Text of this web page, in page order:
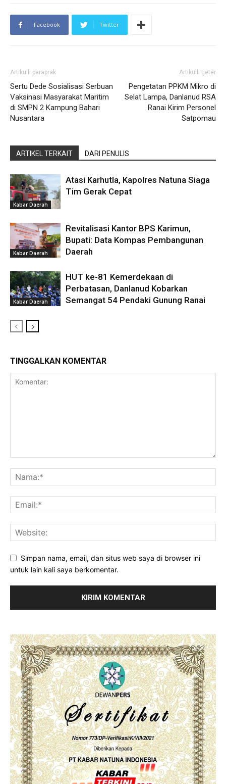
Facebook Twitter
Artikulli paraprak
Sertu Dede Sosialisasi Serbuan
Vaksinasi Masyarakat Maritim
di SMPN 2 Kampung Bahari
Nusantara
Artikulli tjetër
Pengetatan PPKM Mikro di
Selat Lampa, Danlanud RSA
Ranai Kirim Personel
Satpomau
ARTIKEL TERKAIT DARI PENULIS
Kabar Daerah
Atasi Karhutla, Kapolres Natuna Siaga
Tim Gerak Cepat
Kabar Daerah
Revitalisasi Kantor BPS Karimun,
Bupati: Data Kompas Pembangunan
Daerah
Kabar Daerah
HUT ke-81 Kemerdekaan di
Perbatasan, Danlanud Kobarkan
Semangat 54 Pendaki Gunung Ranai
TINGGALKAN KOMENTAR
Simpan nama, email, dan situs web saya di browser ini
untuk lain kali saya berkomentar.